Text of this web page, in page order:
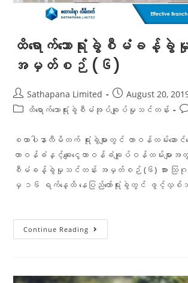
ထိရောက်သောရုံးခွဲစီမံခန့်
အမှတ်စဉ် (၆)
Sathapana Limited
August 20,
ထိရောက်သောရုံးခွဲစီမံအုပ်ချုပ်မှုသင်တန်း
စထာပါနာလီမိတက် ရုံးခွဲများတွင် တာဝန်ထမ်းဆောင်န
တာဝန်ခံနှင့်ချေးငွေတာဝန်ခံချုပ်ဝန်ထမ်းများအတွ
စီမံခန့်ခွဲမှုသင်တန်း အမှတ်စဉ် (၆) အား သြ
မှ ၁၆ ရက်နေ့ထိ နေပြည်တော်ရုံးခွဲတွင် ဖွင့်လှစ်သင်ကြ
Continue Reading